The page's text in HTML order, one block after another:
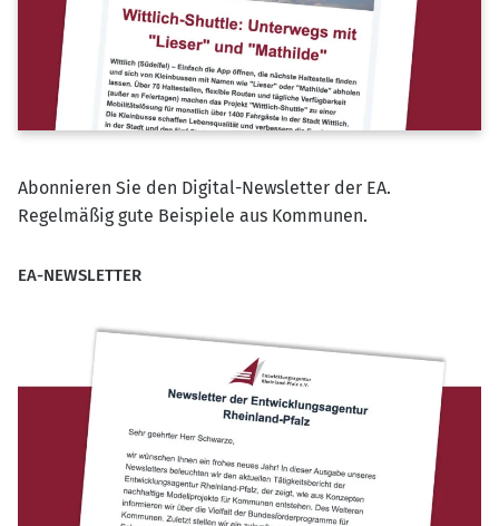
Abonnieren Sie den Digital-Newsletter der EA.
Regelmäßig gute Beispiele aus Kommunen.
EA-NEWSLETTER